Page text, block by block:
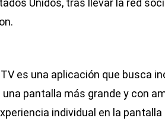
Unidos, tras llevar la red
es una aplicación que busca
pantalla más grande y con
individual en la pantalla